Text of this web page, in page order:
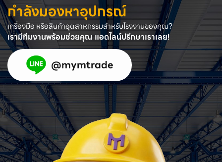
กำลังมองหาอุปกรณ์
เครื่องมือ หรือสินค้าอุตสาหกรรมสำหรับโรงงานของคุณ?
เรามีทีมงานพร้อมช่วยคุณ แอดไลน์ปรึกษาเราเลย!
@mymtrade